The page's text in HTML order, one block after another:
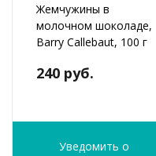
Жемчужины в
молочном шоколаде,
Barry Callebaut, 100 г
240 руб.
Уведомить о